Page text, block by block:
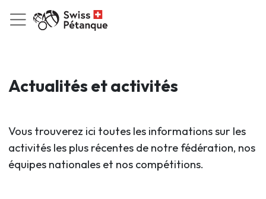
Actualités et activités
Vous trouverez ici toutes les informations sur les
activités les plus récentes de notre fédération, nos
équipes nationales et nos compétitions.